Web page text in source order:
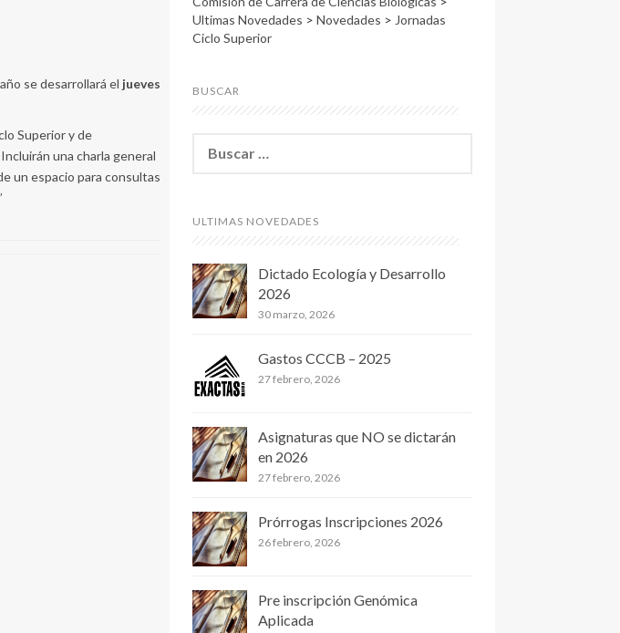
se desarrollará el jueves
Superior y de
una charla general
un espacio para consultas
Ultimas Novedades >Novedades > Jornadas
Ciclo Superior
BUSCAR
a
r
ULTIMAS NOVEDADES
Dictado Ecología y Desarrollo
2026
30 marzo, 2026
Gastos CCCB – 2025
27 febrero, 2026
Asignaturas que NO se dictarán
en 2026
27 febrero, 2026
Prórrogas Inscripciones 2026
26 febrero, 2026
Pre inscripción Genómica
Aplicada